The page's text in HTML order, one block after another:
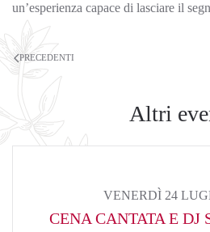
un’esperienza capace di lasciare il
PRECEDENTI
Altri
VENERDÌ 24
CENA CANTATA E DJ